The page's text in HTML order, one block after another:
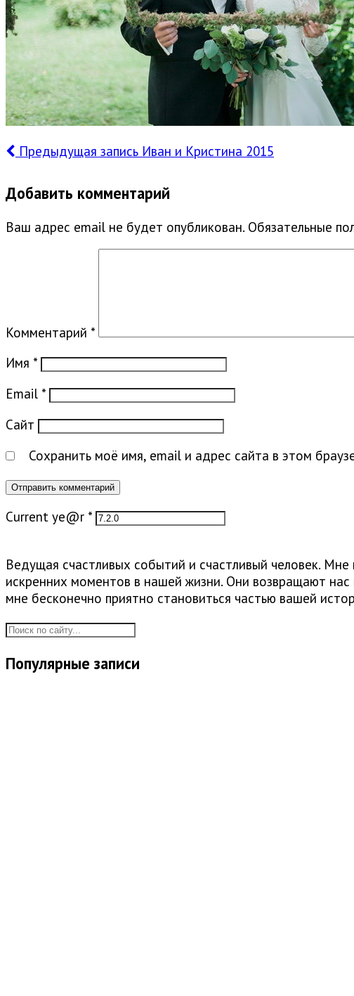
Предыдущая запись Иван и Кристина 2015
Добавить комментарий
Ваш адрес email не будет опубликован. Обязательные
Комментарий *
Имя *
Email *
Сайт
Сохранить моё имя, email и адрес сайта в этом
Current ye@r *
Ведущая счастливых событий и счастливый человек.
искренних моментов в нашей жизни. Они возвращают
мне бесконечно приятно становиться частью вашей
Популярные записи